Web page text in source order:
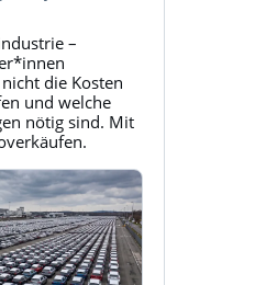
–
die Kosten
und welche
nötig sind. Mit